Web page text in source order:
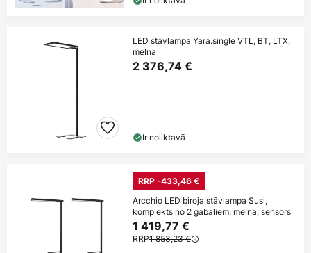
LED stāvlampa Yara.single VTL, BT, LTX,
melna
2 376,74 €
Ir noliktavā
RRP -433,46 €
Arcchio LED biroja stāvlampa Susi,
komplekts no 2 gabaliem, melna, sensors
1 419,77 €
RRP1 853,23 €